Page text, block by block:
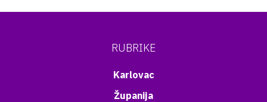
RUBRIKE
Karlovac
Županija